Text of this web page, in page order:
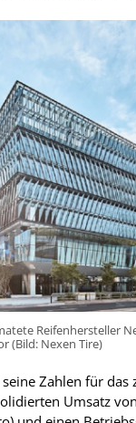
Reifenhersteller
(Bild: Nexen Tire)
Zahlen für
Umsatz